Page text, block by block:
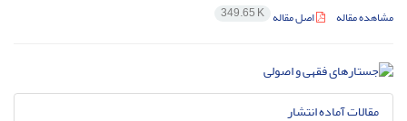
مشاهده مقاله اصل مقاله 349.65 K
مقالات آماده انتشار